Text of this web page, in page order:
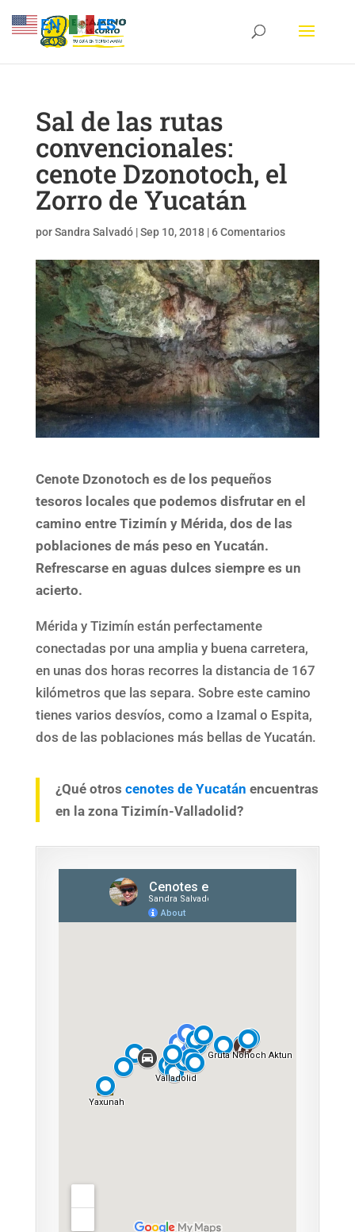
Sal de las rutas
convencionales:
cenote Dzonotoch, el
Zorro de Yucatán
porSandra Salvadó|Sep 10, 2018|6 Comentarios
Cenote Dzonotoch es de los pequeños
tesoros locales que podemos disfrutar en el
camino entre Tizimín y Mérida, dos de las
poblaciones de más peso en Yucatán.
Refrescarse en aguas dulces siempre es un
acierto.
Mérida y Tizimín están perfectamente
conectadas por una amplia y buena carretera,
en unas dos horas recorres la distancia de 167
kilómetros que las separa. Sobre este camino
tienes varios desvíos, como a Izamal o Espita,
dos de las poblaciones más bellas de Yucatán.
¿Qué otros cenotes de Yucatán encuentras
en la zona Tizimín-Valladolid?
EN ES